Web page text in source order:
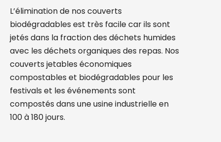
L’élimination de nos couverts
biodégradables est très facile car ils sont
jetés dans la fraction des déchets humides
avec les déchets organiques des repas. Nos
couverts jetables économiques
compostables et biodégradables pour les
festivals et les événements sont
compostés dans une usine industrielle en
100 à 180 jours.